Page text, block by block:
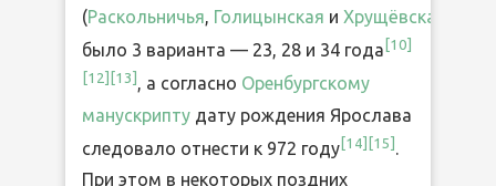
(Раскольничья, Голицынская и Хрущёвская
было 3 варианта — 23, 28 и 34 года 10
12 13 , а согласно Оренбургскому
манускрипту дату рождения Ярослава
следовало отнести к 972 году [14] [15] .
При этом в некоторых поздних